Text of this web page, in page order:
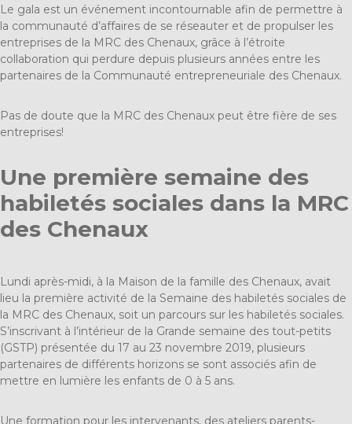
Le gala est un événement incontournable afin de permettre à
la communauté d’affaires de se réseauter et de propulser les
entreprises de la MRC des Chenaux, grâce à l’étroite
collaboration qui perdure depuis plusieurs années entre les
partenaires de la Communauté entrepreneuriale des Chenaux.
Pas de doute que la MRC des Chenaux peut être fière de ses
entreprises!
Une première semaine des
habiletés sociales dans la MRC
des Chenaux
Lundi après-midi, à la Maison de la famille des Chenaux, avait
lieu la première activité de la Semaine des habiletés sociales de
la MRC des Chenaux, soit un parcours sur les habiletés sociales.
S’inscrivant à l’intérieur de la Grande semaine des tout-petits
(GSTP) présentée du 17 au 23 novembre 2019, plusieurs
partenaires de différents horizons se sont associés afin de
mettre en lumière les enfants de 0 à 5 ans.
Une formation pour les intervenants, des ateliers parents-